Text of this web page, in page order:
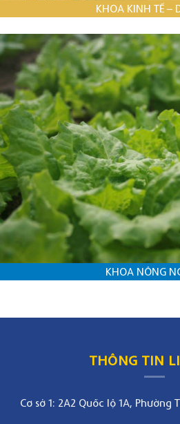
KHOA KINH TẾ –
KHOA NÔNG
THÔNG TIN
Cơ sở 1: 2A2 Quốc lộ 1A, Phường